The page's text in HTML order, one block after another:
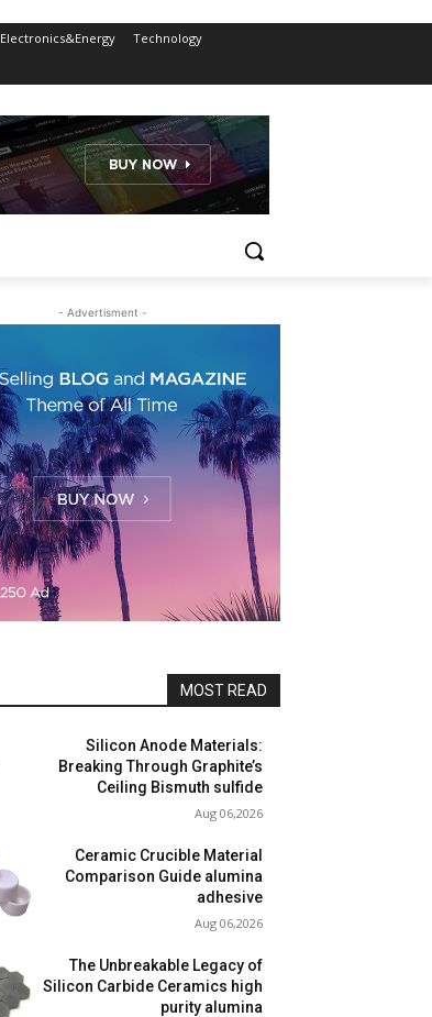
Electronics&Energy
Technology
- Advertisment -
MOST READ
Silicon Anode Materials:
Breaking Through Graphite’s
Ceiling Bismuth sulfide
Aug 06,2026
Ceramic Crucible Material
Comparison Guide alumina
adhesive
Aug 06,2026
The Unbreakable Legacy of
Silicon Carbide Ceramics high
purity alumina